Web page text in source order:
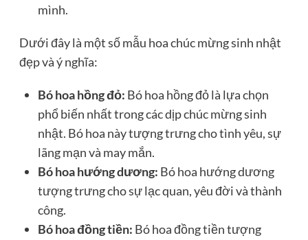
mình.
Dưới đây là một số mẫu hoa chúc mừng sinh nhật
đẹp và ý nghĩa:
Bó hoa hồng đỏ: Bó hoa hồng đỏ là lựa chọn
phổ biến nhất trong các dịp chúc mừng sinh
nhật. Bó hoa này tượng trưng cho tình yêu, sự
lãng mạn và may mắn.
Bó hoa hướng dương: Bó hoa hướng dương
tượng trưng cho sự lạc quan, yêu đời và thành
công.
Bó hoa đồng tiền: Bó hoa đồng tiền tượng